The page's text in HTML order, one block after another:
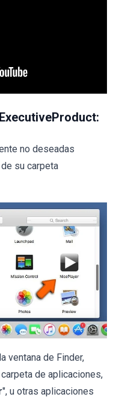
no deseadas
su carpeta
ventana de Finder,
carpeta de aplicaciones,
", u otras aplicaciones